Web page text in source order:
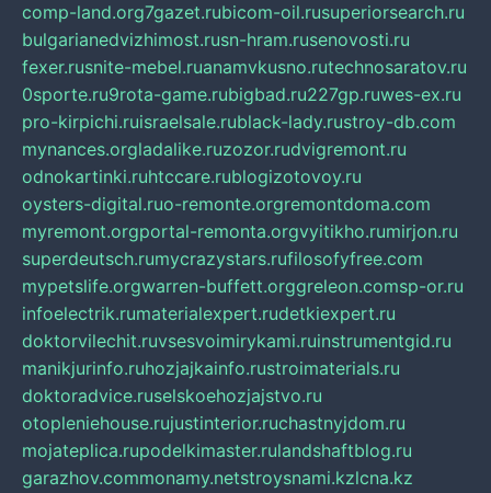
comp-land.org7gazet.rubicom-oil.rusuperiorsearch.ru
bulgarianedvizhimost.rusn-hram.rusenovosti.ru
fexer.rusnite-mebel.ruanamvkusno.rutechnosaratov.ru
0sporte.ru9rota-game.rubigbad.ru227gp.ruwes-ex.ru
pro-kirpichi.ruisraelsale.rublack-lady.rustroy-db.com
mynances.orgladalike.ruzozor.rudvigremont.ru
odnokartinki.ruhtccare.rublogizotovoy.ru
oysters-digital.ruo-remonte.orgremontdoma.com
myremont.orgportal-remonta.orgvyitikho.rumirjon.ru
superdeutsch.rumycrazystars.rufilosofyfree.com
mypetslife.orgwarren-buffett.orggreleon.comsp-or.ru
infoelectrik.rumaterialexpert.rudetkiexpert.ru
doktorvilechit.ruvsesvoimirykami.ruinstrumentgid.ru
manikjurinfo.ruhozjajkainfo.rustroimaterials.ru
doktoradvice.ruselskoehozjajstvo.ru
otopleniehouse.rujustinterior.ruchastnyjdom.ru
mojateplica.rupodelkimaster.rulandshaftblog.ru
garazhov.commonamy.netstroysnami.kzlcna.kz